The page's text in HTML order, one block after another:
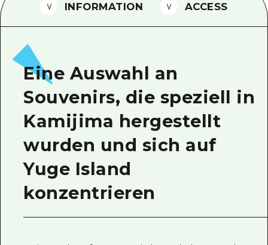
FAQs
Foto-Download
Transportinformationen bei
INFORMATION ACCESS
Eine Auswahl an
Souvenirs, die speziell in
Kamijima hergestellt
wurden und sich auf
Yuge Island
konzentrieren